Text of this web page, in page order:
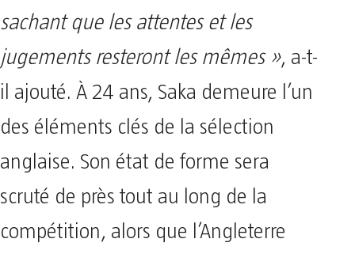
sachant que les attentes et les
jugements resteront les mêmes », a-t-
il ajouté. À 24 ans, Saka demeure l’un
des éléments clés de la sélection
anglaise. Son état de forme sera
scruté de près tout au long de la
compétition, alors que l’Angleterre